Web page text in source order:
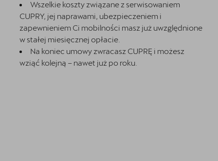
Wszelkie koszty związane z serwisowaniem
CUPRY, jej naprawami, ubezpieczeniem i
zapewnieniem Ci mobilności masz już uwzględnione
w stałej miesięcznej opłacie.
Na koniec umowy zwracasz CUPRĘ i możesz
wziąć kolejną – nawet już po roku.